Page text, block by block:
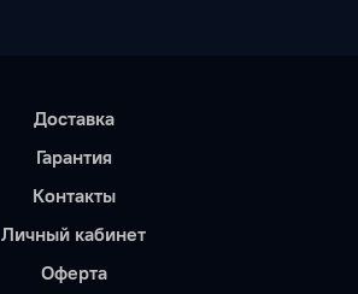
Доставка
Гарантия
Контакты
Личный кабинет
Оферта